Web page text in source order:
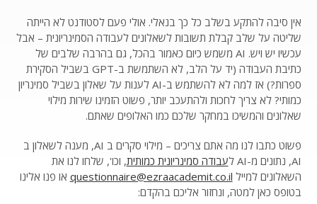
אין סיבה להתקע בשלב כל כך בנאלי. אולי פעם לסטודנט לא הייתה
שליטה על שלב קבלת תשובות לשאלונים לעבודה הסמינריונית – אבל
עכשיו יש ויש. AI משמש כיום כאמור בהכל, גם בהרבה שלבים של
כתיבת העבודה (יד על הלב, לא השתמשת ב-GPT בשביל הסקירת
ספרות?) אז למה לא להשתמש ב-AI לענות על שאלון בשביל סמינריון
כמותי? לא צריך לחכות ולהתעכב יותר, פשוט הזמינו שירות מילוי
שאלונים והמשיכו במחקר שלכם כמו האלופים שאתם.
פשוט כתבו לנו מה אתם צריכים – מילוי סקרים ב AI, מענה לשאלון ב
AI, נתונים מ-AI ל
עבודה סמינריונית כמותית, וכו', שלחו לנו את
השאלונים למייל questionnaire@ezraacademit.co.il או פנו אלינו
בטופס כאן למטה, ונחזור אליכם בהקדם: